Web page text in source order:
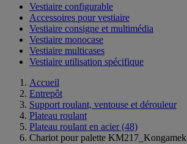
Vestiaire configurable
Accessoires pour vestiaire
Vestiaire consigne et multimédia
Vestiaire monocase
Vestiaire multicases
Vestiaire utilisation spécifique
Accueil
Entrepôt
Support roulant, ventouse et dérouleur
Plateau roulant
Plateau roulant en acier (48)
Chariot pour palette KM217_Kongamek